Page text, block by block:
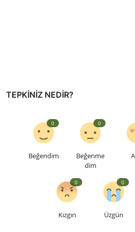
TEPKINIZ NEDIR?
Beğendim
0
Beğenme
dim
0
Kızgın
0
Üzgün
0